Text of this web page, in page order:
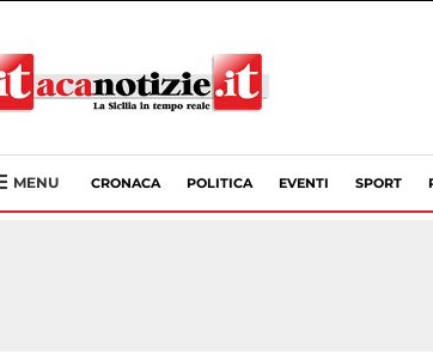
MENU CRONACA POLITICA EVENTI SPORT